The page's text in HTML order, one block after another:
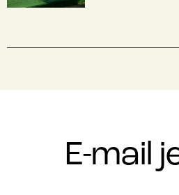
E-mail